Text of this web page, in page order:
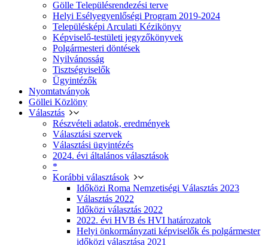
Gölle Településrendezési terve
Helyi Esélyegyenlőségi Program 2019-2024
Településképi Arculati Kézikönyv
Képviselő-testületi jegyzőkönyvek
Polgármesteri döntések
Nyilvánosság
Tisztségviselők
Ügyintézők
Nyomtatványok
Göllei Közlöny
Választás
Részvételi adatok, eredmények
Választási szervek
Választási ügyintézés
2024. évi általános választások
*
Korábbi választások
Időközi Roma Nemzetiségi Választás 2023
Választás 2022
Időközi választás 2022
2022. évi HVB és HVI határozatok
Helyi önkormányzati képviselők és polgármester
időközi választása 2021